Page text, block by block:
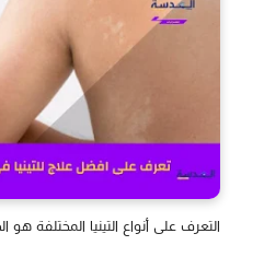
التعرف على أنواع التينيا المختلفة